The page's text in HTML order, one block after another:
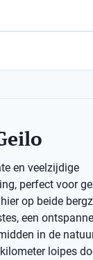
en veelzijdige
perfect voor
op beide
een
in de
loipes